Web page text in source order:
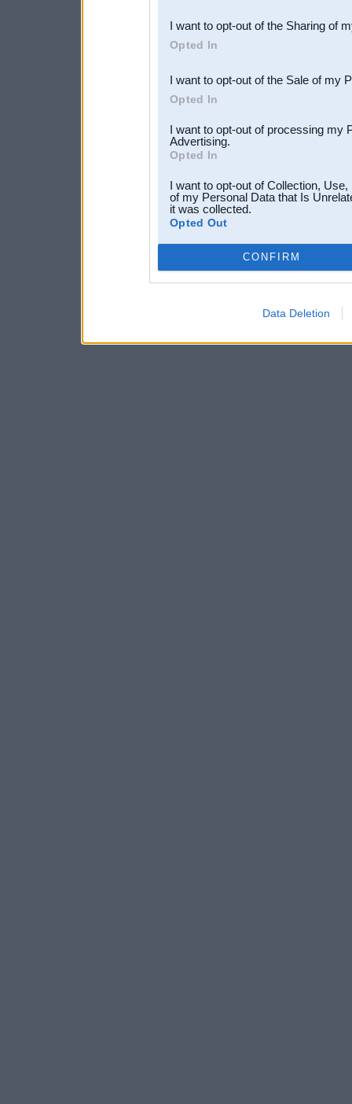
Downstream Participants
third parties.
I want to opt-out of the Sharing of
Opted In
I want to opt-out of the Sale of my
Opted In
I want to opt-out of processing my
Advertising.
Opted In
I want to opt-out of Collection,
of my Personal Data that Is
it was collected.
Opted Out
CONFIRM
Data Deletion